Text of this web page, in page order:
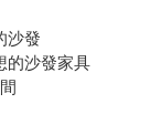
沙發
的沙發家具